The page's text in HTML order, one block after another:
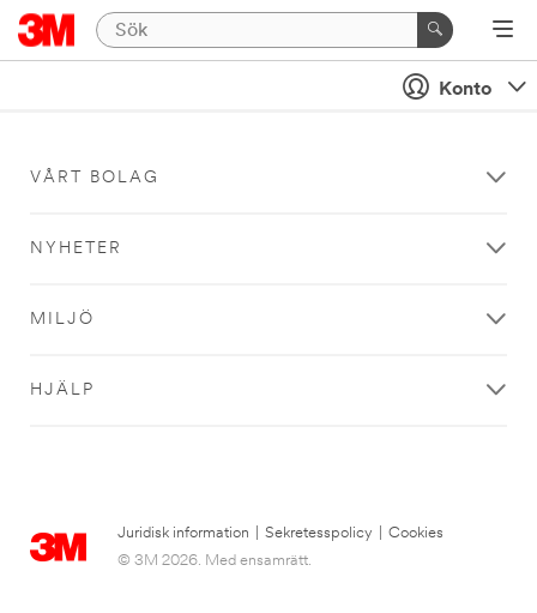
Konto
VÅRT BOLAG
NYHETER
MILJÖ
HJÄLP
Juridisk information Sekretesspolicy
Cookies
© 3M 2026. Med ensamrätt.